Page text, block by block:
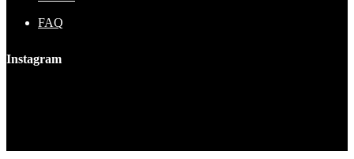
FAQ
Instagram